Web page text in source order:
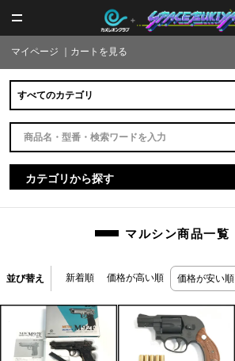
マイページ カートを見る
カテゴリから探す
マルシン商品一覧
並び替え 新着順 価格が高い順 価格が安い順